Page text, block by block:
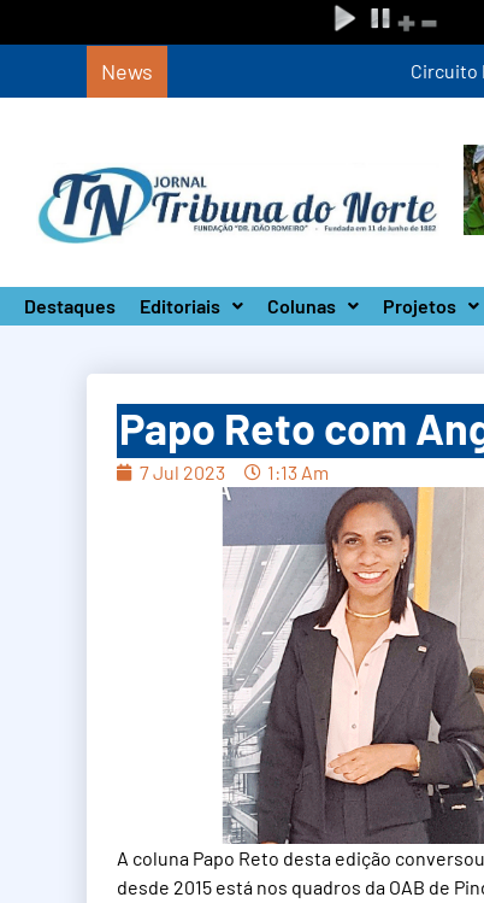
News Circuito Paulista Open marca a
Destaques Editoriais Colunas Projetos
Papo Reto com
7 Jul 2023 1:13 Am
A coluna Papo Reto desta edição
desde 2015 está nos quadros da OAB de